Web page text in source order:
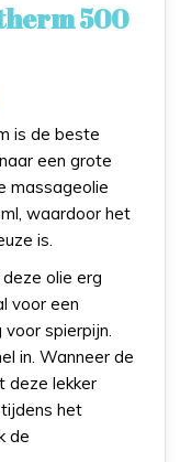
500
is de beste
een grote
massageolie
waardoor het
is.
olie erg
voor een
spierpijn.
in. Wanneer de
deze lekker
het
de